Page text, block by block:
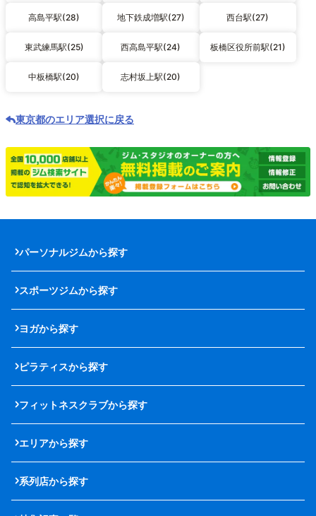
高島平駅(28) 地下鉄成増駅(27) 西台駅(27)
東武練馬駅(25) 西高島平駅(24) 板橋区役所前駅(21)
中板橋駅(20) 志村坂上駅(20)
東京都のエリア選択に戻る
パーソナルジムから探す
スポーツジムから探す
ヨガから探す
ピラティスから探す
フィットネスクラブから探す
エリアから探す
系列店から探す